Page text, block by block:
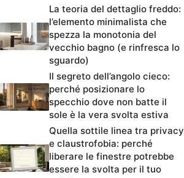
La teoria del dettaglio freddo:
l’elemento minimalista che
spezza la monotonia del
vecchio bagno (e rinfresca lo
sguardo)
Il segreto dell’angolo cieco:
perché posizionare lo
specchio dove non batte il
sole è la vera svolta estiva
Quella sottile linea tra privacy
e claustrofobia: perché
liberare le finestre potrebbe
essere la svolta per il tuo